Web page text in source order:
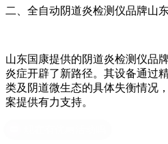
二、全自动阴道炎检测仪品牌山
山东国康提供的阴道炎检测仪品
炎症开辟了新路径。其设备通过
类及阴道微生态的具体失衡情况
案提供有力支持。